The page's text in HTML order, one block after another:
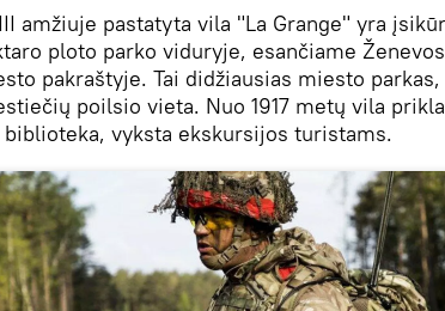
amžiuje pastatyta vila "La Grange" yra
ploto parko viduryje, esančiame
pakraštyje. Tai didžiausias miesto
poilsio vieta. Nuo 1917 metų vila
biblioteka, vyksta ekskursijos turistams.